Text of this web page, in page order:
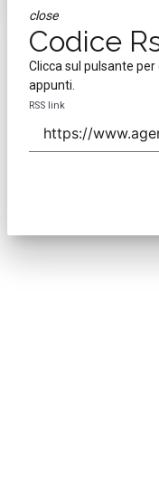
close
Codice
Clicca sul pulsante per
appunti.
RSS link